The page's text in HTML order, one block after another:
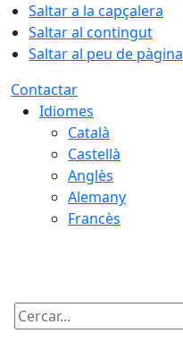
Saltar a la capçalera
Saltar al contingut
Saltar al peu de pàgina
Contactar
Idiomes
Català
Castellà
Anglès
Alemany
Francès
Cercar: